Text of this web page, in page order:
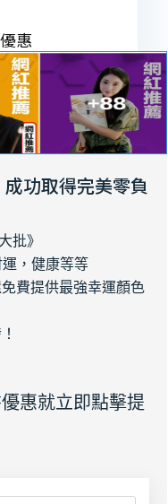
惠
功取得完美零負
批》
，健康等等
費提供最強幸運顏色
惠就立即點擊提